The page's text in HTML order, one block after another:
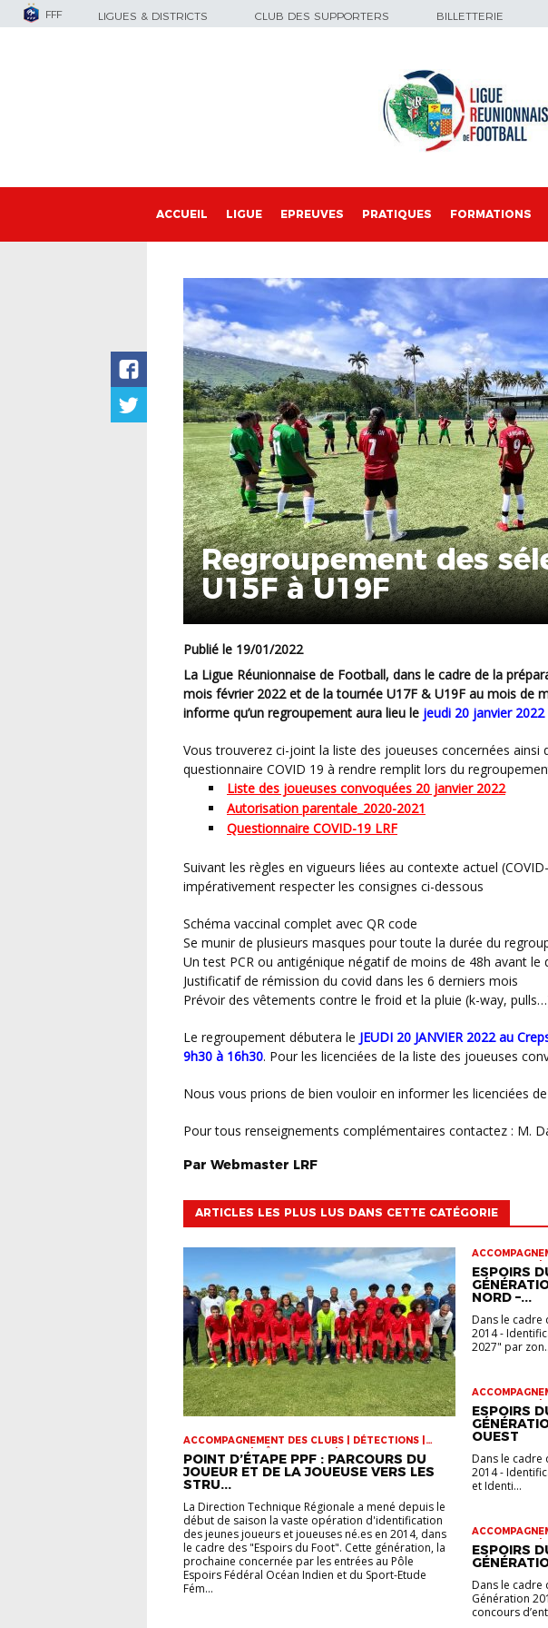
FFF LIGUES & DISTRICTS CLUB DES SUPPORTERS BILLETTERIE
ACCUEIL LIGUE EPREUVES PRATIQUES FORMATIONS
Regroupement des
U15F à U19F
Publié le 19/01/2022
La Ligue Réunionnaise de Football, dans le cadre de la préparation des Interligues U15F au
mois février 2022 et de la tournée U17F & U19F au mois de
informe qu’un regroupement aura lieu le jeudi 20 janvier 2022
Vous trouverez ci-joint la liste des joueuses concernées ainsi que l’autorisation parentale et le
questionnaire COVID 19 à rendre remplit lors du
Liste des joueuses convoquées 20 janvier 2022
Autorisation parentale_2020-2021
Questionnaire COVID-19 LRF
Suivant les règles en vigueurs liées au contexte actuel (COVID-19), les joueuses doivent
impérativement respecter les consignes ci-dessous
Schéma vaccinal complet avec QR code
Se munir de plusieurs masques pour toute la durée du
Un test PCR ou antigénique négatif de moins de 48h avant le
Justificatif de rémission du covid dans les 6 derniers mois
Prévoir des vêtements contre le froid et la pluie (k-way,
Le regroupement débutera le JEUDI 20 JANVIER 2022 au
9h30 à 16h30. Pour les licenciées de la liste des joueuses
Nous vous prions de bien vouloir en informer les licenciées
Pour tous renseignements complémentaires contactez : M.
Par Webmaster LRF
ARTICLES LES PLUS LUS DANS CETTE CATÉGORIE
ACCOMPAGNEMENT DES CLUBS | DÉTECTIONS |
INFOS-LIGUE | PÔLE ESPOIRS | SPORT-ETUDE
FÉMININ | VIE DES CLUBS
POINT D’ÉTAPE PPF : PARCOURS DU
JOUEUR ET DE LA JOUEUSE VERS LES
STRU...
La Direction Technique Régionale a mené depuis le
début de saison la vaste opération d'identification
des jeunes joueurs et joueuses né.es en 2014, dans
le cadre des "Espoirs du Foot". Cette génération, la
prochaine concernée par les entrées au Pôle
Espoirs Fédéral Océan Indien et du Sport-Etude
Fém...
INFOS-LIGUE |
ESPOIRS
NORD –...
Dans le cadre
2014 -
2027" par
INFOS-LIGUE |
ESPOIRS
OUEST
Dans le cadre
2014 -
et Identi...
INFOS-LIGUE |
CLUBS
ESPOIRS
Dans le cadre
Génération
concours